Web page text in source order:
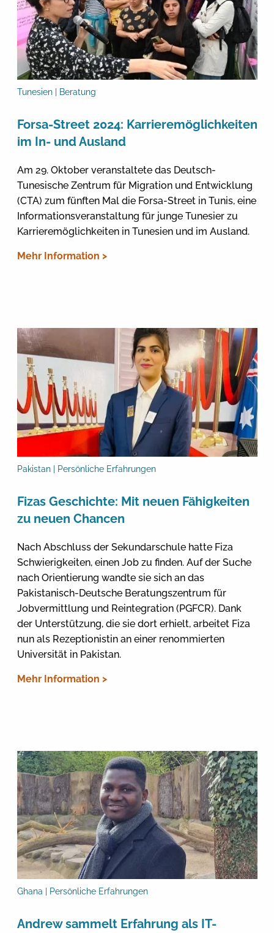
Tunesien | Beratung
Forsa-Street 2024: Karrieremöglichkeiten
im In- und Ausland
Am 29. Oktober veranstaltete das Deutsch-
Tunesische Zentrum für Migration und Entwicklung
(CTA) zum fünften Mal die Forsa-Street in Tunis, eine
Informationsveranstaltung für junge Tunesier zu
Karrieremöglichkeiten in Tunesien und im Ausland.
Mehr Information >
Pakistan | Persönliche Erfahrungen
Fizas Geschichte: Mit neuen Fähigkeiten
zu neuen Chancen
Nach Abschluss der Sekundarschule hatte Fiza
Schwierigkeiten, einen Job zu finden. Auf der Suche
nach Orientierung wandte sie sich an das
Pakistanisch-Deutsche Beratungszentrum für
Jobvermittlung und Reintegration (PGFCR). Dank
der Unterstützung, die sie dort erhielt, arbeitet Fiza
nun als Rezeptionistin an einer renommierten
Universität in Pakistan.
Mehr Information >
Ghana | Persönliche Erfahrungen
Andrew sammelt Erfahrung als IT-